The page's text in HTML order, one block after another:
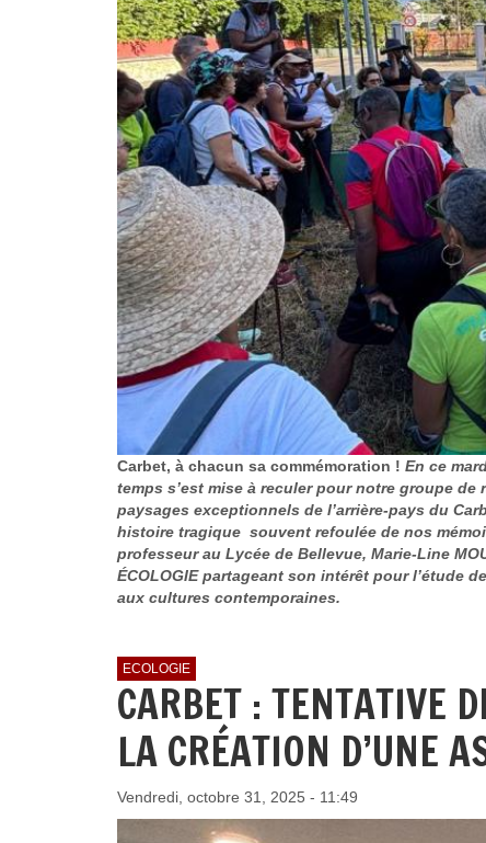
Carbet, à chacun sa commémoration ! En ce
temps s’est mise à reculer pour notre groupe
paysages exceptionnels de l’arrière-pays du
histoire tragique souvent refoulée de nos
professeur au Lycée de Bellevue, Marie-Line
ÉCOLOGIE partageant son intérêt pour l’étude
aux cultures contemporaines.
ECOLOGIE
CARBET : TENTATIVE
LA CRÉATION D’UNE
Vendredi, octobre 31, 2025 - 11:49